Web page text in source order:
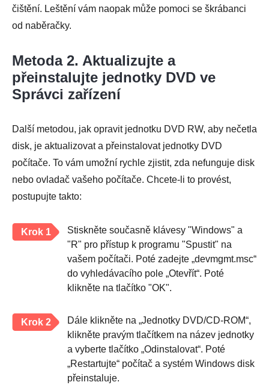
čištění. Leštění vám naopak může pomoci se škrábanci
od naběračky.
Metoda 2. Aktualizujte a
přeinstalujte jednotky DVD ve
Správci zařízení
Další metodou, jak opravit jednotku DVD RW, aby nečetla
disk, je aktualizovat a přeinstalovat jednotky DVD
počítače. To vám umožní rychle zjistit, zda nefunguje disk
nebo ovladač vašeho počítače. Chcete-li to provést,
postupujte takto:
Krok 1
Stiskněte současně klávesy "Windows" a
"R" pro přístup k programu "Spustit" na
vašem počítači. Poté zadejte „devmgmt.msc“
do vyhledávacího pole „Otevřít“. Poté
klikněte na tlačítko "OK".
Krok 2
Dále klikněte na „Jednotky DVD/CD-ROM“,
klikněte pravým tlačítkem na název jednotky
a vyberte tlačítko „Odinstalovat“. Poté
„Restartujte“ počítač a systém Windows disk
přeinstaluje.